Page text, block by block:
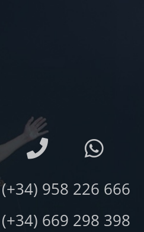
(+34) 958 226 666
(+34) 669 298 398